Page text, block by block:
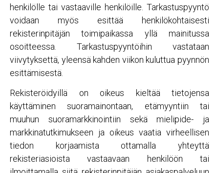
henkilölle tai vastaaville henkilöille. Tarkastuspyyntö
voidaan myös esittää henkilökohtaisesti
rekisterinpitäjän toimipaikassa yllä mainitussa
osoitteessa. Tarkastuspyyntöihin vastataan
viivytyksettä, yleensä kahden viikon kuluttua pyynnön
esittämisestä.
Rekisteröidyillä on oikeus kieltää tietojensa
käyttäminen suoramainontaan, etämyyntiin tai
muuhun suoramarkkinointiin sekä mielipide- ja
markkinatutkimukseen ja oikeus vaatia virheellisen
tiedon korjaamista ottamalla yhteyttä
rekisteriasioista vastaavaan henkilöön tai